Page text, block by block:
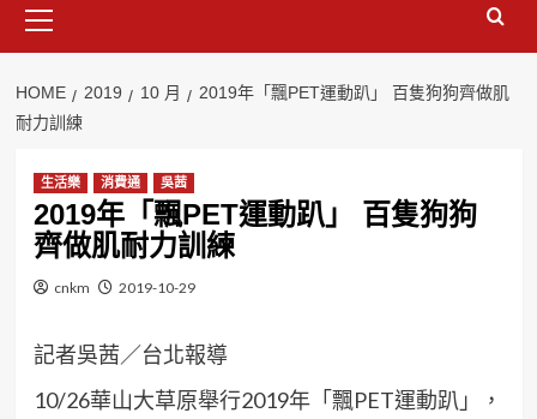
Menu
HOME 2019 10 月
2019年「飄PET運動趴」 百隻狗狗齊做肌
耐力訓練
生活樂 消費通 吳茜
2019年「飄PET運動趴」 百隻狗狗
齊做肌耐力訓練
cnkm 2019-10-29
記者吳茜／台北報導
10/26華山大草原舉行2019年「飄PET運動趴」，